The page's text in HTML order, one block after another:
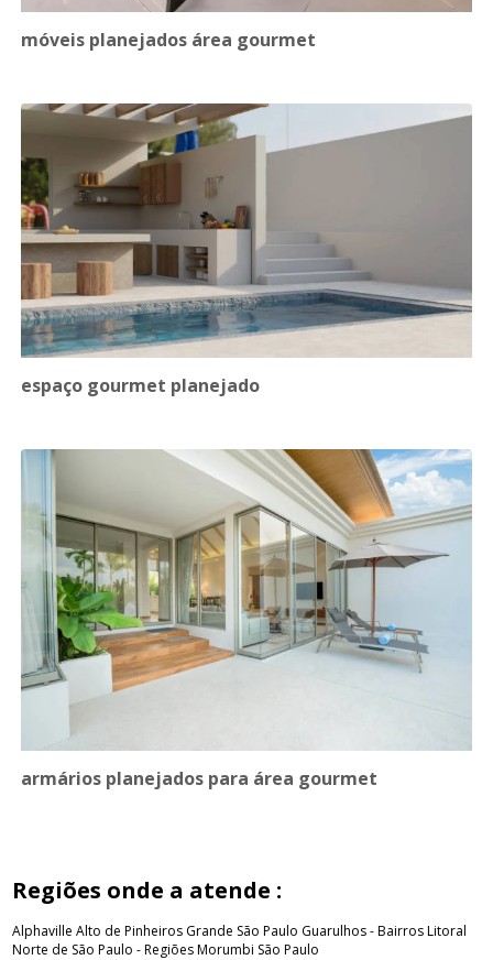
móveis planejados área gourmet
espaço gourmet planejado
armários planejados para área gourmet
Regiões onde a atende :
Alphaville Alto de Pinheiros Grande São Paulo Guarulhos - BairrosLitoral
Norte de São Paulo - RegiõesMorumbi São Paulo